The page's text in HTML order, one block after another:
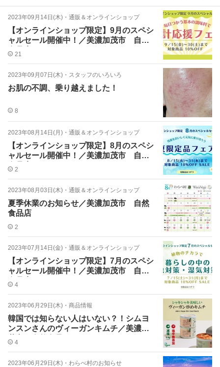
2023年09月14日(木) ・ 通販＆オンラインショップ
【オンラインショップ限定】9月のスペシ
ャルセール開催中！／美濃加茂市 自然
食品店
21
2023年09月07日(木) ・ スタッフのいろいろ
お肌の不調、乗り越えました！
8
2023年08月14日(月) ・ 通販＆オンラインショップ
【オンラインショップ限定】8月のスペシ
ャルセール開催中！／美濃加茂市 自然
食品店
2
2023年08月03日(木) ・ 通販＆オンラインショップ
夏季休業のお知らせ／美濃加茂市 自然
食品店
2
2023年07月14日(金) ・ 通販＆オンラインショップ
【オンラインショップ限定】7月のスペシ
ャルセール開催中！／美濃加茂市 自然
食品店
4
2023年06月29日(木) ・ 商品情報
韓国では知らない人はいない？！シムヨ
ンスンさんのヴィーガンキムチ／美濃加
茂市 自然食品
4
2023年06月29日(木) ・ わらべ村のお知らせ